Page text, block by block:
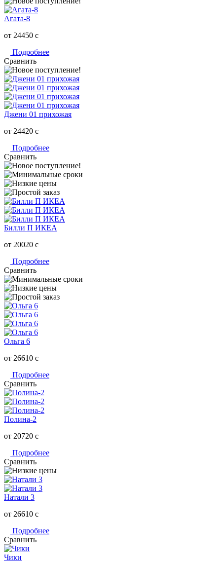
Агата-8
от 24450 c
Подробнее
Сравнить
Джени 01 прихожая
от 24420 c
Подробнее
Сравнить
Билли П ИКЕА
от 20020 c
Подробнее
Сравнить
Ольга 6
от 26610 c
Подробнее
Сравнить
Полина-2
от 20720 c
Подробнее
Сравнить
Натали 3
от 26610 c
Подробнее
Сравнить
Чики